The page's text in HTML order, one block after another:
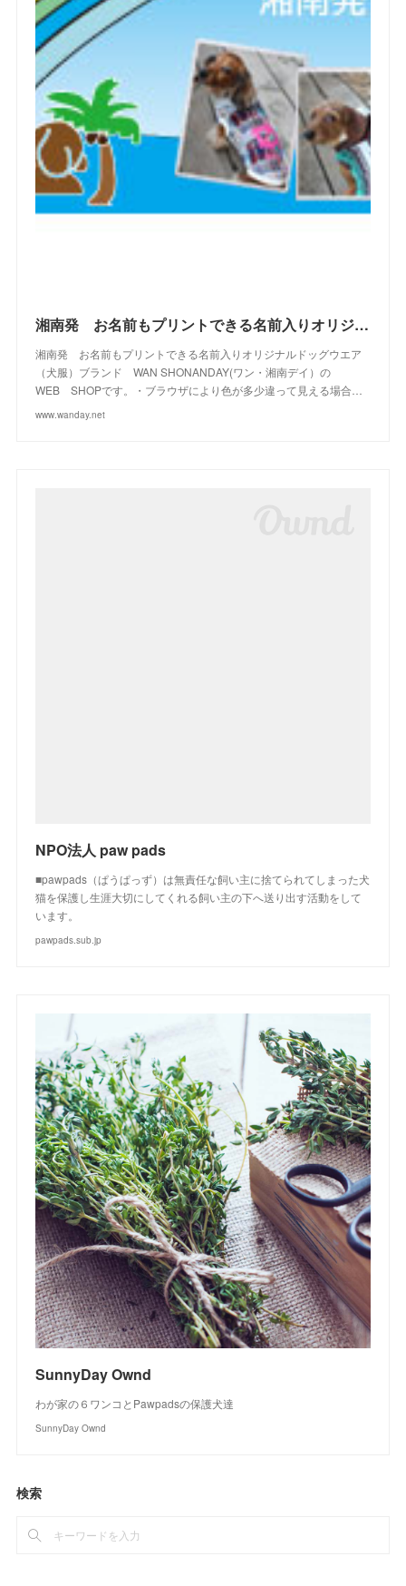
(2)
(4)
4)
(13)
(10 )
)
(11
(15)
10)
(16)
13)
(19)
22)
(28)
(21)
23)
)
(2) 湘南発 お名前もプリントできる名前入りオリジナルドッグウエアブランド WAN SHONANDAY(ワン・湘南デイ）の WEB SHOPです
湘南発 お名前もプリントできる名前入りオリジナルドッグウエア
（犬服）ブランド WAN SHONANDAY(ワン・湘南デイ）の
WEB SHOPです。・ブラウザにより色が多少違って見える場合…
www.wanday.net
NPO法人 paw pads
■pawpads（ぱうぱっず）は無責任な飼い主に捨てられてしまった犬
猫を保護し生涯大切にしてくれる飼い主の下へ送り出す活動をして
います。
pawpads.sub.jp
SunnyDay Ownd
わが家の６ワンコとPawpadsの保護犬達
SunnyDay Ownd
検索